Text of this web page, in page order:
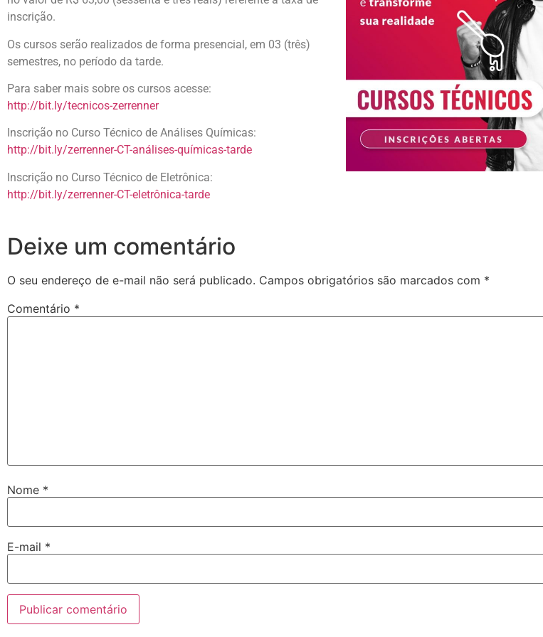
inscrição.
Os cursos serão realizados de forma presencial, em 03 (três)
semestres, no período da tarde.
Para saber mais sobre os cursos acesse:
http://bit.ly/tecnicos-zerrenner
Inscrição no Curso Técnico de Análises Químicas:
http://bit.ly/zerrenner-CT-análises-químicas-tarde
Inscrição no Curso Técnico de Eletrônica:
http://bit.ly/zerrenner-CT-eletrônica-tarde
Deixe um comentário
O seu endereço de e-mail não será publicado. Campos obrigatórios são marcados com *
Comentário *
Nome *
E-mail *